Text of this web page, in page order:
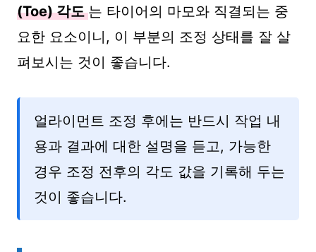
(Toe) 각도 는 타이어의 마모와 직결되는 중
요한 요소이니, 이 부분의 조정 상태를 잘 살
펴보시는 것이 좋습니다.
얼라이먼트 조정 후에는 반드시 작업 내
용과 결과에 대한 설명을 듣고, 가능한
경우 조정 전후의 각도 값을 기록해 두는
것이 좋습니다.